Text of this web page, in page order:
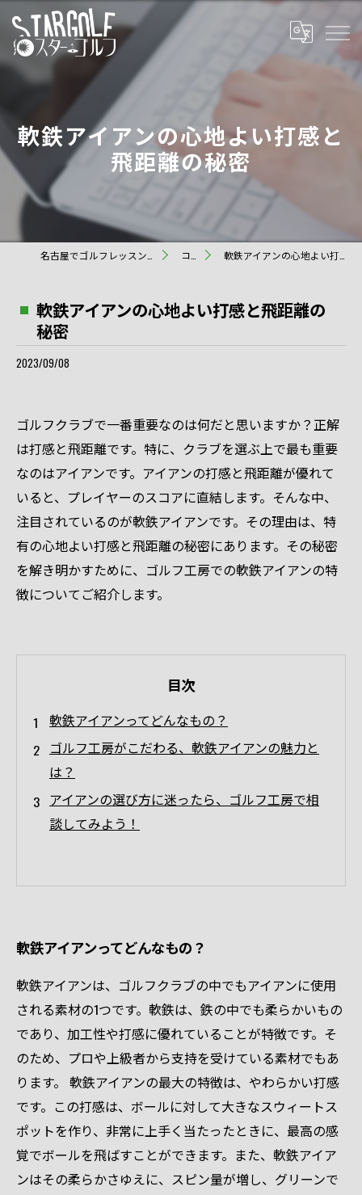
軟鉄アイアンの心地よい打感と
飛距離の秘密
コラム 軟鉄アイアンの心地よい打感と飛距離の秘密
軟鉄アイアンの心地よい打感と飛距離の
秘密
2023/09/08
ゴルフクラブで一番重要なのは何だと思いますか？正解
は打感と飛距離です。特に、クラブを選ぶ上で最も重要
なのはアイアンです。アイアンの打感と飛距離が優れて
いると、プレイヤーのスコアに直結します。そんな中、
注目されているのが軟鉄アイアンです。その理由は、特
有の心地よい打感と飛距離の秘密にあります。その秘密
を解き明かすために、ゴルフ工房での軟鉄アイアンの特
徴についてご紹介します。
目次
軟鉄アイアンってどんなもの？
ゴルフ工房がこだわる、軟鉄アイアンの魅力と
は？
アイアンの選び方に迷ったら、ゴルフ工房で相
談してみよう！
軟鉄アイアンってどんなもの？
軟鉄アイアンは、ゴルフクラブの中でもアイアンに使用
される素材の1つです。軟鉄は、鉄の中でも柔らかいもの
であり、加工性や打感に優れていることが特徴です。そ
のため、プロや上級者から支持を受けている素材でもあ
ります。 軟鉄アイアンの最大の特徴は、やわらかい打感
です。この打感は、ボールに対して大きなスウィートス
ポットを作り、非常に上手く当たったときに、最高の感
覚でボールを飛ばすことができます。また、軟鉄アイア
ンはその柔らかさゆえに、スピン量が増し、グリーンで